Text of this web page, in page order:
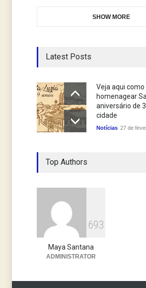
SHOW MORE
Latest Posts
Veja aqui como
homenagear
aniversário de
cidade
Notícias 27 de
Top Authors
693
Maya Santana
ADMINISTRATOR